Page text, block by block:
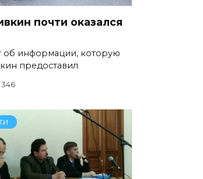
почти оказался
об информации, которую
предоставил
346